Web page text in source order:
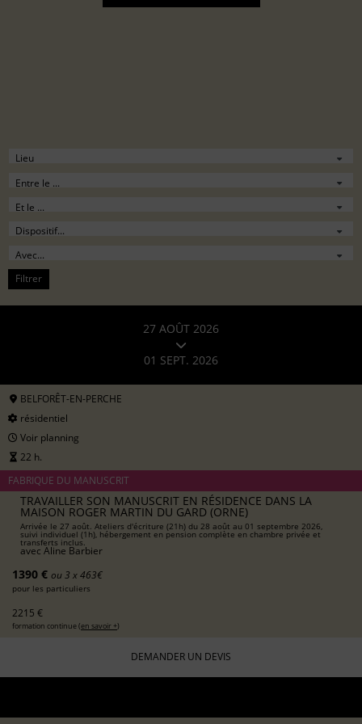
Filtrer
27 AOÛT 2026
01 SEPT. 2026
BELFORÊT-EN-PERCHE
résidentiel
Voir planning
22 h.
FABRIQUE DU MANUSCRIT
TRAVAILLER SON MANUSCRIT EN RÉSIDENCE DANS LA
MAISON ROGER MARTIN DU GARD (ORNE)
Arrivée le 27 août. Ateliers d'écriture (21h) du 28 août au 01 septembre 2026,
suivi individuel (1h), hébergement en pension complète en chambre privée et
transferts inclus.
avec Aline Barbier
1390 € ou 3 x 463€
pour les particuliers
2215 €
formation continue (en savoir +)
DEMANDER UN DEVIS